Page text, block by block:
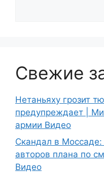
Свежие
Нетаньяху грозит
предупреждает |
армии Видео
Скандал в
авторов плана по
Видео